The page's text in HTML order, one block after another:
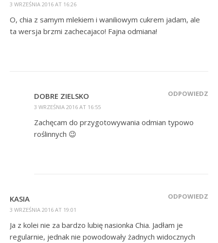
3 WRZEŚNIA 2016 AT 16:26
O, chia z samym mlekiem i waniliowym cukrem jadam, ale
ta wersja brzmi zachecajaco! Fajna odmiana!
DOBRE ZIELSKO
3 WRZEŚNIA 2016 AT 16:55
ODPOWIEDZ
Zachęcam do przygotowywania odmian typowo
roślinnych 😉
KASIA
3 WRZEŚNIA 2016 AT 19:01
ODPOWIEDZ
Ja z kolei nie za bardzo lubię nasionka Chia. Jadłam je
regularnie, jednak nie powodowały żadnych widocznych